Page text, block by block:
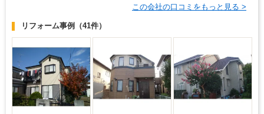
この会社の口コミをもっと見る >
リフォーム事例 （41件）